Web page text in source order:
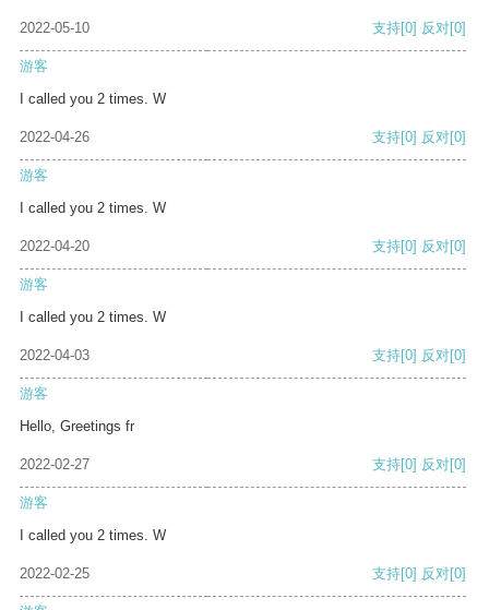
2022-05-10 支持[0] 反对[0]
游客
I called you 2 times. W
2022-04-26 支持[0] 反对[0]
游客
I called you 2 times. W
2022-04-20 支持[0] 反对[0]
游客
I called you 2 times. W
2022-04-03 支持[0] 反对[0]
游客
Hello, Greetings fr
2022-02-27 支持[0] 反对[0]
游客
I called you 2 times. W
2022-02-25 支持[0] 反对[0]